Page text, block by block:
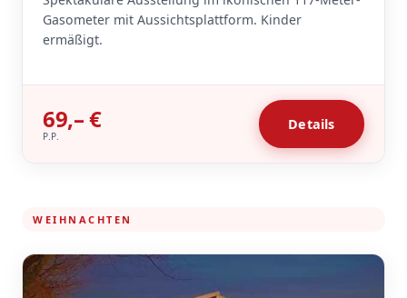
Gasometer mit Aussichtsplattform. Kinder
ermäßigt.
69,– €
P.P.
Details
WEIHNACHTEN